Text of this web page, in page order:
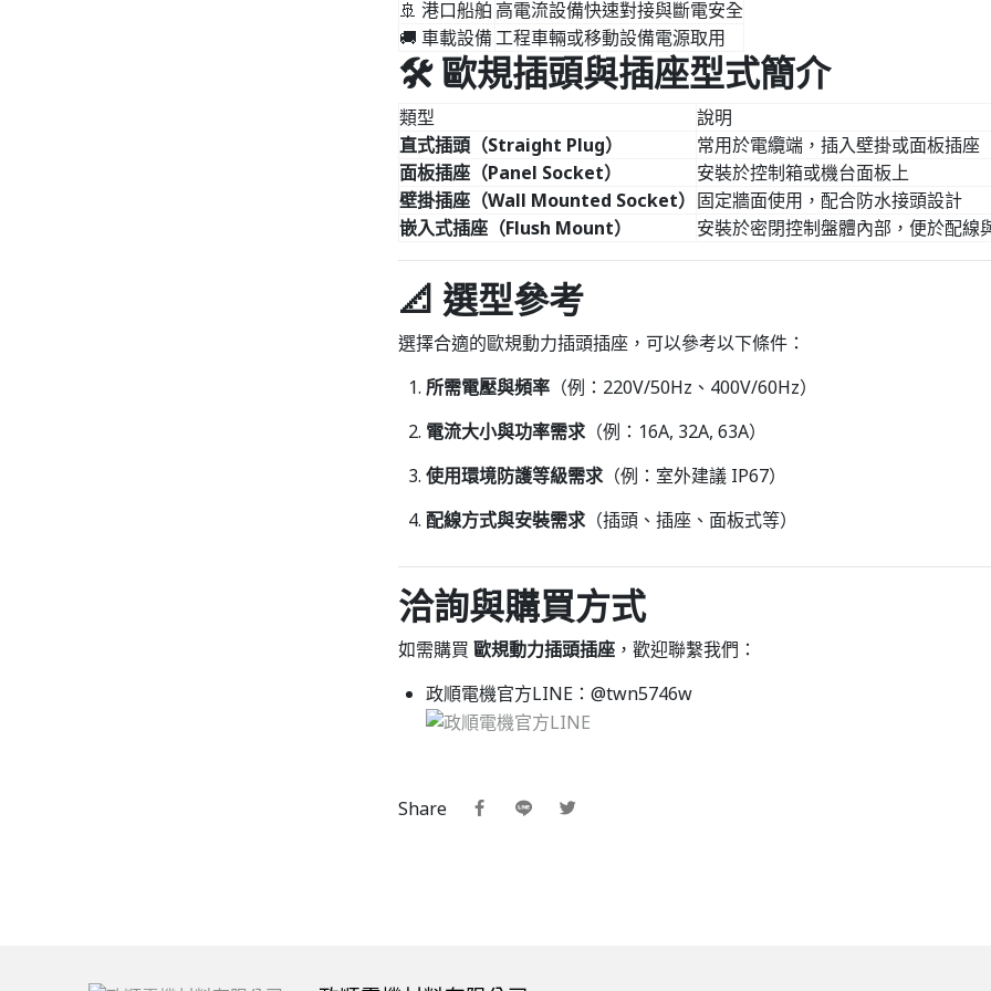
🚢 港口船舶 高電流設備快速對接與斷電安全
🚚 車載設備工程車輛或移動設備電源取用
🛠️ 歐規插頭與插座型式簡介
類型
說明
直式插頭（Straight Plug）
常用於電纜端，插入壁掛或面板插座
面板插座（Panel Socket）
安裝於控制箱或機台面板上
壁掛插座（Wall Mounted Socket） 固定牆面使用，配合防水接頭設計
嵌入式插座（Flush Mount）
安裝於密閉控制盤體內部，便於配線
📐 選型參考
選擇合適的歐規動力插頭插座，可以參考以下條件：
所需電壓與頻率（例：220V/50Hz、400V/60Hz）
電流大小與功率需求（例：16A, 32A, 63A）
使用環境防護等級需求（例：室外建議 IP67）
配線方式與安裝需求（插頭、插座、面板式等）
洽詢與購買方式
如需購買 歐規動力插頭插座，歡迎聯繫我們：
政順電機官方LINE：@twn5746w
Share